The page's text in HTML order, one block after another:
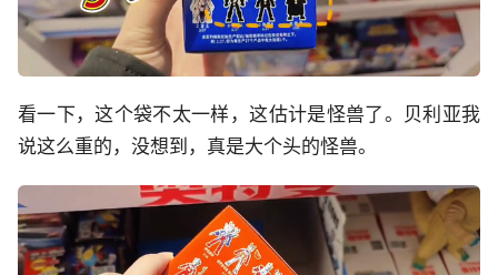
看一下，这个袋不太一样，这估计是怪兽了。贝利亚我
说这么重的，没想到，真是大个头的怪兽。